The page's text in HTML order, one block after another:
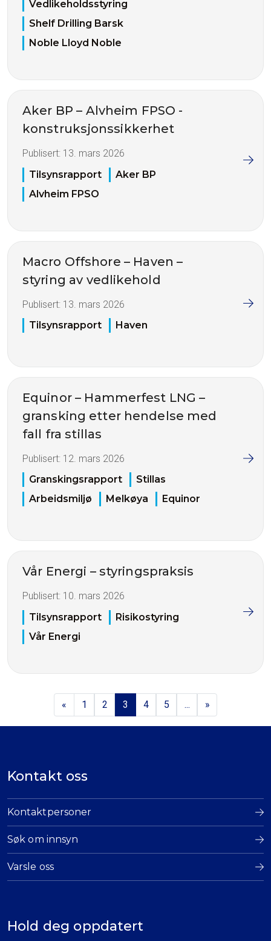
Vedlikeholdsstyring
Shelf Drilling Barsk
Noble Lloyd Noble
Aker BP – Alvheim FPSO -
konstruksjonssikkerhet
Publisert: 13. mars 2026
Tilsynsrapport
Aker BP
Alvheim FPSO
Macro Offshore – Haven –
styring av vedlikehold
Publisert: 13. mars 2026
Tilsynsrapport
Haven
Equinor – Hammerfest LNG –
gransking etter hendelse med
fall fra stillas
Publisert: 12. mars 2026
Granskingsrapport
Stillas
Arbeidsmiljø
Melkøya Equinor
Vår Energi – styringspraksis
Publisert: 10. mars 2026
Tilsynsrapport
Risikostyring
Vår Energi
« 1 2 3 4 5 ... »
Kontakt oss
Kontaktpersoner
Søk om innsyn
Varsle oss
Hold deg oppdatert